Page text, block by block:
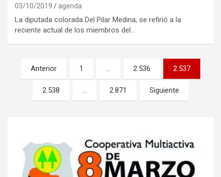
03/10/2019 agenda
La diputada colorada Del Pilar Medina, se refirió a la
reciente actual de los miembros del…
Navegación
de
entradas
Anterior 1 … 2.536 2.537
2.538 … 2.871 Siguiente